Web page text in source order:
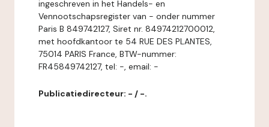
ingeschreven in het Handels- en
Vennootschapsregister van - onder nummer
Paris B 849742127, Siret nr. 84974212700012,
met hoofdkantoor te 54 RUE DES PLANTES,
75014 PARIS France, BTW-nummer:
FR45849742127, tel: -, email: -
Publicatiedirecteur: - / -.